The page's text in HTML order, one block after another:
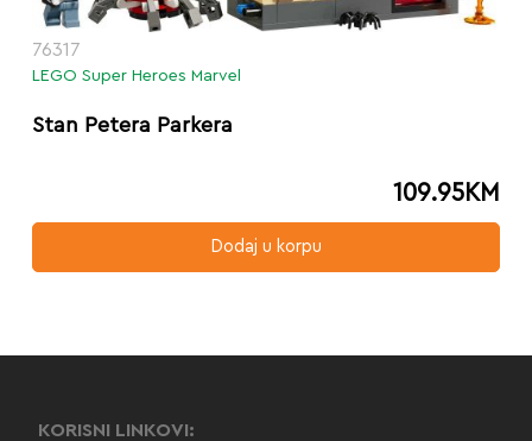
76317
LEGO Super Heroes Marvel
Stan Petera Parkera
109.95KM
Dodaj u korpu
KORISNI LINKOVI: